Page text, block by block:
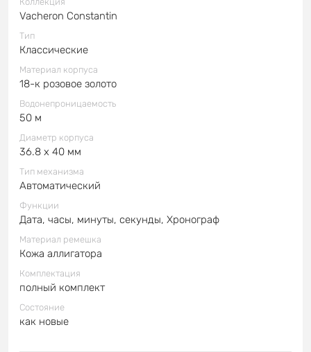
Vacheron Constantin
Тип
Классические
Материал корпуса
18-к розовое золото
Водонепроницаемость
50 м
Диаметр корпуса
36.8 x 40 мм
Тип механизма
Автоматический
Функции
Дата, часы, минуты, секунды, Хронограф
Материал ремешка
Кожа аллигатора
Комплектация
полный комплект
Состояние
как новые